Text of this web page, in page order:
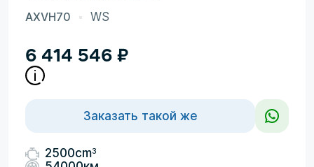
AXVH70 WS
6 414 546 ₽
Заказать такой же
2500cm3